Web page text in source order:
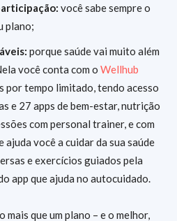
você sabe sempre o
plano;
porque saúde vai muito além
você conta com o Wellhub
por tempo limitado, tendo acesso
e 27 apps de bem-estar, nutrição
com personal trainer, e com
ajuda você a cuidar da sua saúde
e exercícios guiados pela
app que ajuda no autocuidado.
mais que um plano – e o melhor,